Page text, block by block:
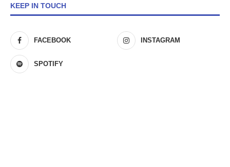
KEEP IN TOUCH
FACEBOOK INSTAGRAM
SPOTIFY